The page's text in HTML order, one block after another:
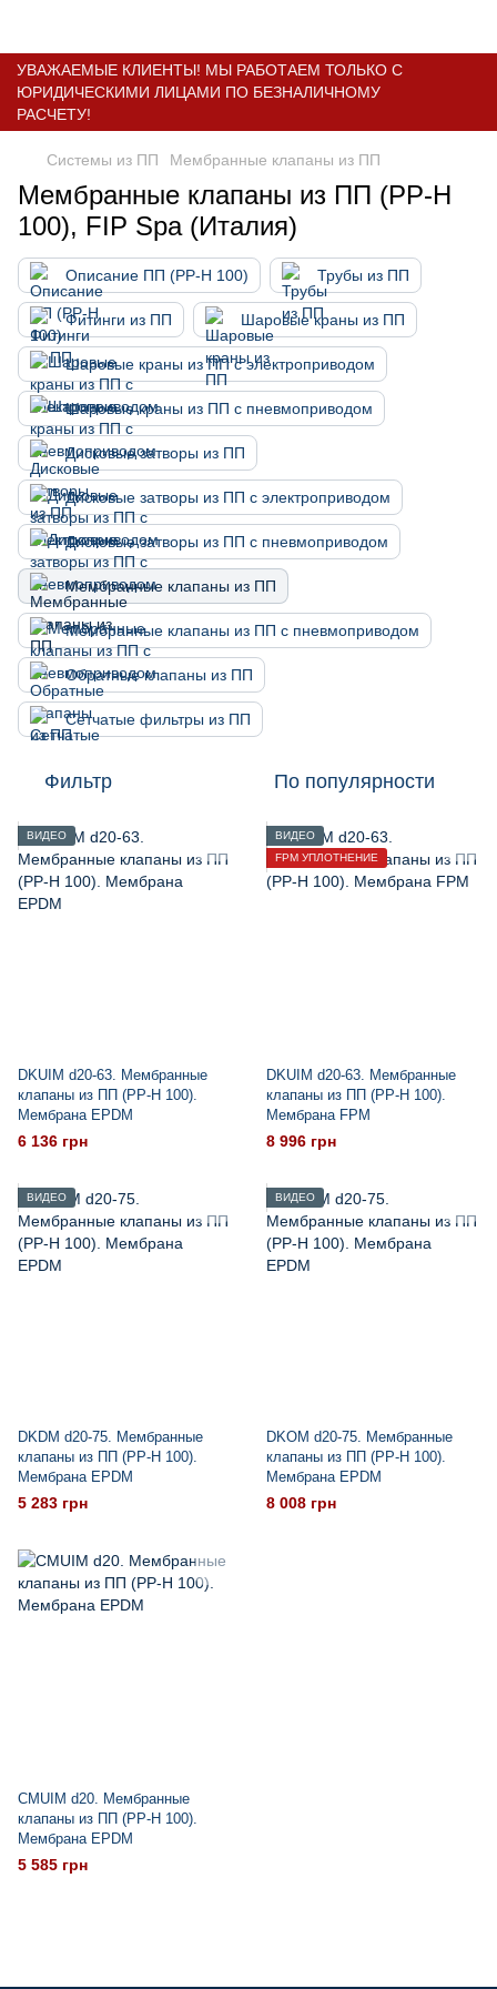
УВАЖАЕМЫЕ КЛИЕНТЫ! МЫ РАБОТАЕМ ТОЛЬКО С
ЮРИДИЧЕСКИМИ ЛИЦАМИ ПО БЕЗНАЛИЧНОМУ
РАСЧЕТУ!
Системы из ПП Мембранные клапаны из ПП
Мембранные клапаны из ПП (PP-H
100), FIP Spa (Италия)
Описание ПП (PP-H 100) Трубы из ПП
Фитинги из ПП Шаровые краны из ПП
Шаровые краны из ПП с электроприводом
Шаровые краны из ПП с пневмоприводом
Дисковые затворы из ПП
Дисковые затворы из ПП с электроприводом
Дисковые затворы из ПП с пневмоприводом
Мембранные клапаны из ПП
Мембранные клапаны из ПП с пневмоприводом
Обратные клапаны из ПП
Сетчатые фильтры из ПП
Фильтр По популярности
ВИДЕО
DKUIM d20-63. Мембранные
клапаны из ПП (PP-H 100).
Мембрана EPDM
6 136 грн
ВИДЕО
FPM УПЛОТНЕНИЕ
DKUIM d20-63. Мембранные
клапаны из ПП (PP-H 100).
Мембрана FPM
8 996 грн
ВИДЕО
DKDM d20-75. Мембранные
клапаны из ПП (PP-H 100).
Мембрана EPDM
5 283 грн
ВИДЕО
DKOM d20-75. Мембранные
клапаны из ПП (PP-H 100).
Мембрана EPDM
8 008 грн
CMUIM d20. Мембранные
клапаны из ПП (PP-H 100).
Мембрана EPDM
5 585 грн